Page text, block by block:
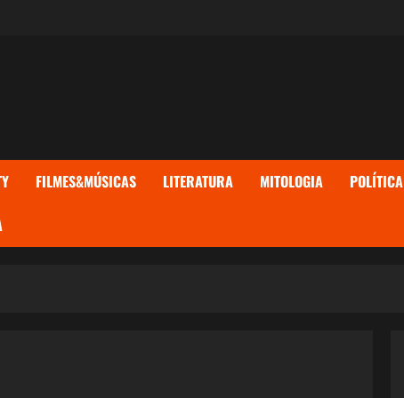
FILMES&MÚSICAS LITERATURA MITOLOGIA POLÍTICA